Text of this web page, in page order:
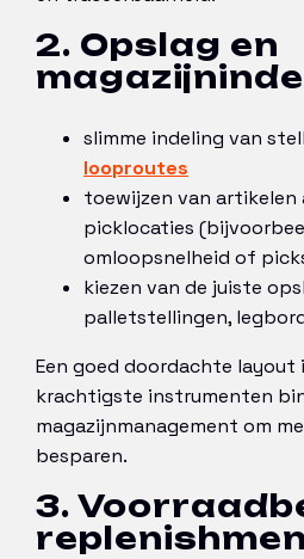
2. Opslag en
slimme indeling van
looproutes
toewijzen van artikelen
picklocaties
omloopsnelheid of
kiezen van de juiste
palletstellingen,
Een goed doordachte layout
krachtigste instrumenten
magazijnmanagement om
besparen.
3.